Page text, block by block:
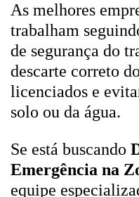
As melhores
trabalham
de segurança do
descarte correto
licenciados e
solo ou da água.
Se está buscando
Emergência na
equipe